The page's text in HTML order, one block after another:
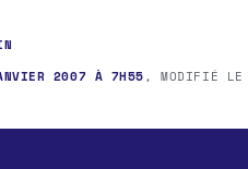
2007 À 7H55, MODIFIÉ